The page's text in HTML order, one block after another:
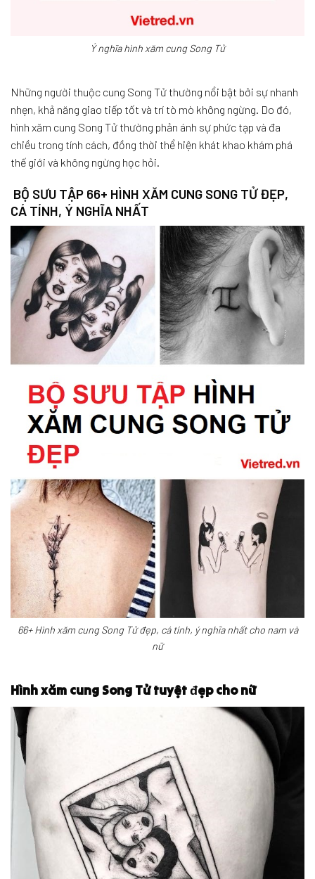
Ý nghĩa hình xăm cung Song Tử
Những người thuộc cung Song Tử thường nổi bật bởi sự nhanh
nhẹn, khả năng giao tiếp tốt và trí tò mò không ngừng. Do đó,
hình xăm cung Song Tử thường phản ánh sự phức tạp và đa
chiều trong tính cách, đồng thời thể hiện khát khao khám phá
thế giới và không ngừng học hỏi.
BỘ SƯU TẬP 66+ HÌNH XĂM CUNG SONG TỬ ĐẸP,
CÁ TÍNH, Ý NGHĨA NHẤT
66+ Hình xăm cung Song Tử đẹp, cá tính, ý nghĩa nhất cho nam và
nữ
Hình xăm cung Song Tử tuyệt đẹp cho nữ